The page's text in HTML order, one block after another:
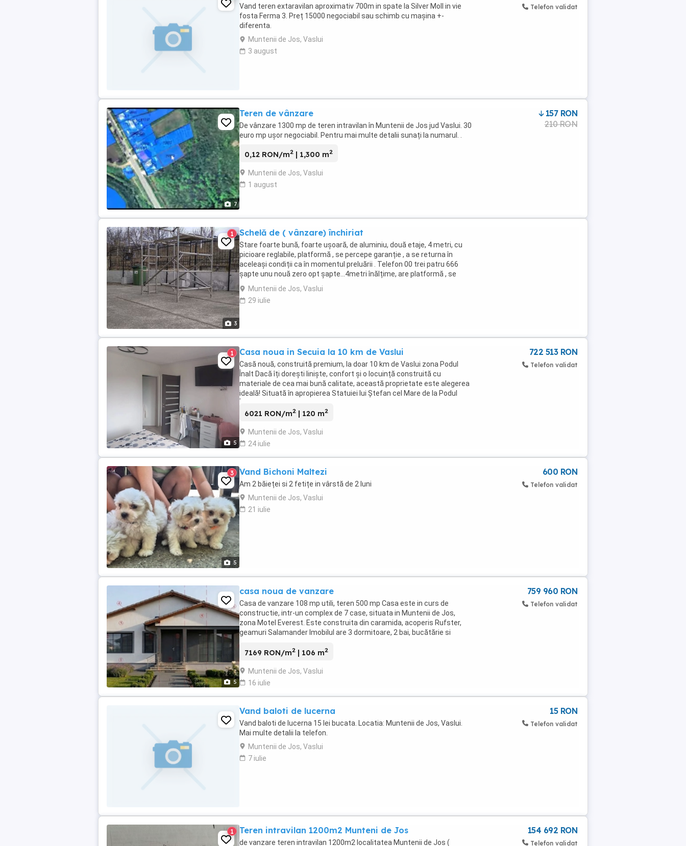
Vand teren extaravilan aproximativ 700m in spate la Silver Moll in vie
fosta Ferma 3. Preț 15000 negociabil sau schimb cu mașina +-
diferenta.
Muntenii de Jos, Vaslui
3 august
Telefon validat
7
Teren de vânzare
De vânzare 1300 mp de teren intravilan în Muntenii de Jos jud Vaslui. 30
euro mp ușor negociabil. Pentru mai multe detalii sunați la numarul. .
0,12 RON/m2 | 1,300 m2
Muntenii de Jos, Vaslui
1 august
157 RON
210 RON
3
1 Schelă de ( vânzare) închiriat
Stare foarte bună, foarte ușoară, de aluminiu, două etaje, 4 metri, cu
picioare reglabile, platformă , se percepe garanție , a se returna în
aceleași condiții ca în momentul preluării . Telefon 00 trei patru 666
șapte unu nouă zero opt șapte...4metri înălțime, are platformă , se
închiriază cu 75 roni ...
Muntenii de Jos, Vaslui
29 iulie
5
1 Casa noua in Secuia la 10 km de Vaslui
Casă nouă, construită premium, la doar 10 km de Vaslui zona Podul
Înalt Dacă îți dorești liniște, confort și o locuință construită cu
materiale de cea mai bună calitate, această proprietate este alegerea
ideală! Situată în apropierea Statuiei lui Ștefan cel Mare de la Podul
6021 RON/m2 | 120 m2
Muntenii de Jos, Vaslui
24 iulie
722 513 RON
Telefon validat
5
3 Vand Bichoni Maltezi
Am 2 băieței si 2 fetițe in vârstă de 2 luni
Muntenii de Jos, Vaslui
21 iulie
600 RON
Telefon validat
5
casa noua de vanzare
Casa de vanzare 108 mp utili, teren 500 mp Casa este in curs de
constructie, intr-un complex de 7 case, situata in Muntenii de Jos,
zona Motel Everest. Este construita din caramida, acoperis Rufster,
geamuri Salamander Imobilul are 3 dormitoare, 2 bai, bucătărie si
7169 RON/m2 | 106 m2
Muntenii de Jos, Vaslui
16 iulie
759 960 RON
Telefon validat
Vand baloti de lucerna
Vand baloti de lucerna 15 lei bucata. Locatia: Muntenii de Jos, Vaslui.
Mai multe detalii la telefon.
Muntenii de Jos, Vaslui
7 iulie
15 RON
Telefon validat
1 Teren intravilan 1200m2 Munteni de Jos
de vanzare teren intravilan 1200m2 localitatea Muntenii de Jos (
154 692 RON
Telefon validat